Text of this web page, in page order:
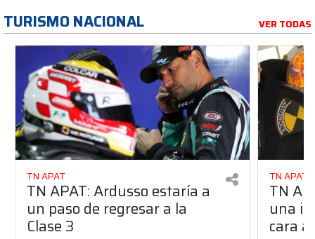
TURISMO NACIONAL VER TODAS
TN APAT
TN APAT: Ardusso estaría a
un paso de regresar a la
Clase 3
TN APAT
TN
una
cara